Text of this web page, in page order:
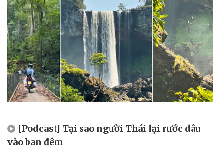
[Podcast] Tại sao người Thái lại rước dâu
vào ban đêm